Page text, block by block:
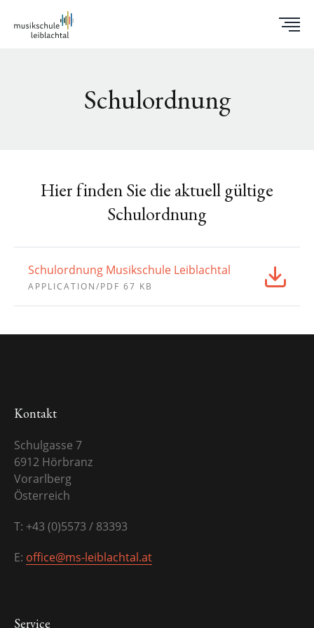
Schulordnung
Hier finden Sie die aktuell gültige
Schulordnung
Schulordnung Musikschule Leiblachtal
APPLICATION/PDF 67 KB
Kontakt
Schulgasse 7
6912 Hörbranz
Vorarlberg
Österreich
T: +43 (0)5573 / 83393
E: office@ms-leiblachtal.at
Service